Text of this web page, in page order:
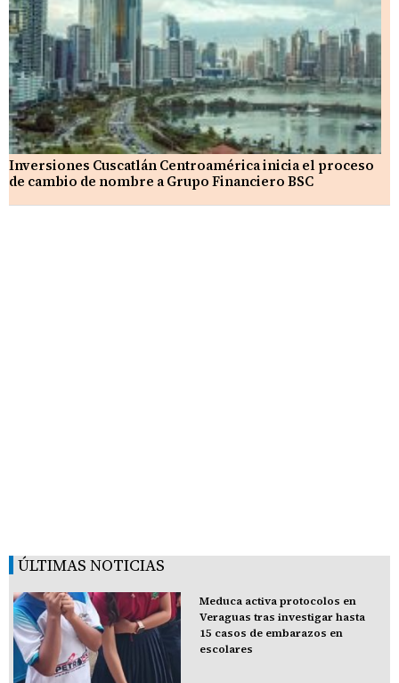
Inversiones Cuscatlán Centroamérica inicia el proceso
de cambio de nombre a Grupo Financiero BSC
ÚLTIMAS NOTICIAS
Meduca activa protocolos en
Veraguas tras investigar hasta
15 casos de embarazos en
escolares